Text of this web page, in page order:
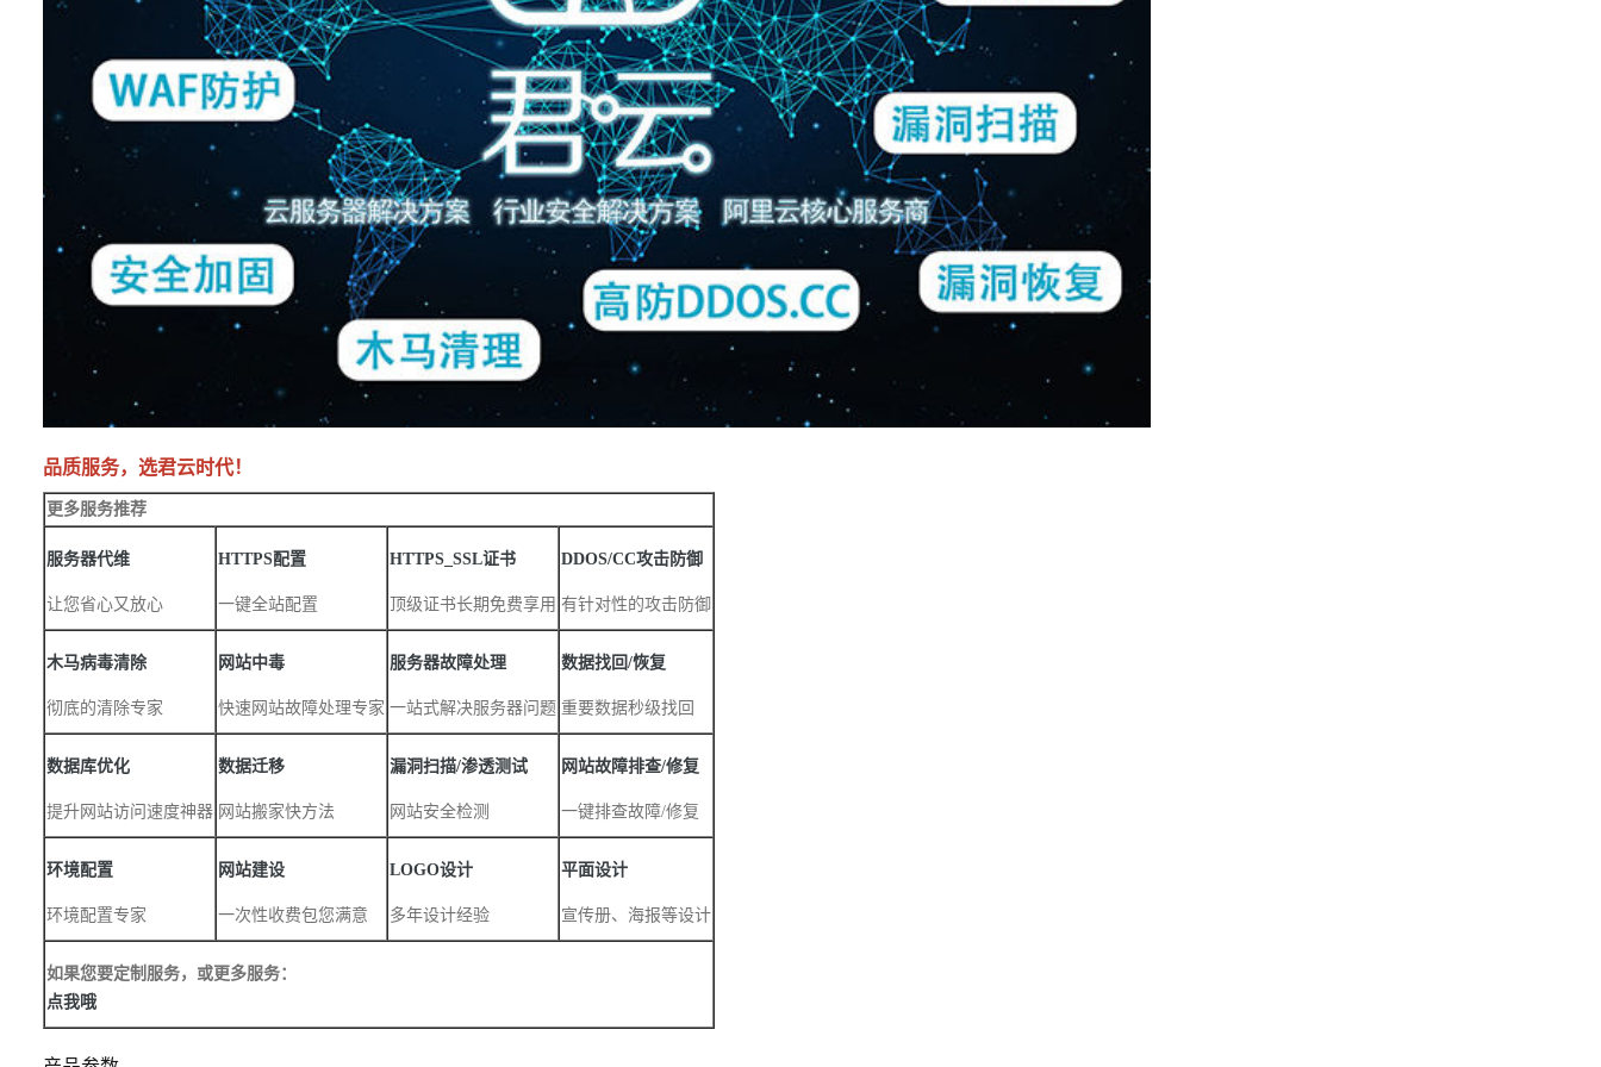
品质服务，选君云时代！
更多服务推荐
服务器代维
让您省心又放心
HTTPS配置
一键全站配置
HTTPS SSL证书
顶级证书长期免费享用
DDOS/CC攻击防御
有针对性的攻击防御
木马病毒清除
彻底的清除专家
网站中毒
快速网站故障处理专家
服务器故障处理
一站式解决服务器问题
数据找回/恢复
重要数据秒级找回
数据库优化
提升网站访问速度神器
数据迁移
网站搬家快方法
漏洞扫描/渗透测试
网站安全检测
网站故障排查/修复
一键排查故障/修复
环境配置
环境配置专家
网站建设
一次性收费包您满意
LOGO设计
多年设计经验
平面设计
宣传册、海报等设计
如果您要定制服务，或更多服务：
点我哦